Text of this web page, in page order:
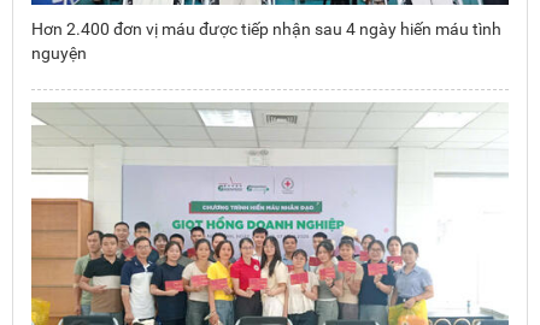
Hơn 2.400 đơn vị máu được tiếp nhận sau 4 ngày hiến máu tình
nguyện